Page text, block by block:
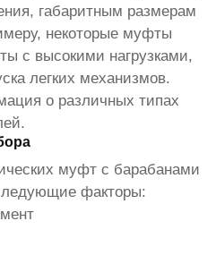
габаритным размерам
некоторые муфты
с высокими нагрузками,
легких механизмов.
о различных типах
муфт с барабанами
факторы: